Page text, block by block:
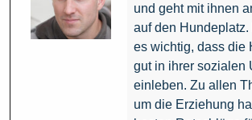
und geht mit ihnen
auf den Hundeplatz.
es wichtig, dass die
gut in ihrer sozialen
einleben. Zu allen
um die Erziehung